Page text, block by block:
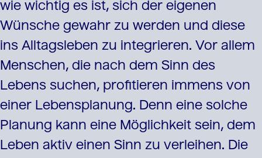
wie wichtig es ist, sich der eigenen
Wünsche gewahr zu werden und diese
ins Alltagsleben zu integrieren. Vor allem
Menschen, die nach dem Sinn des
Lebens suchen, profitieren immens von
einer Lebensplanung. Denn eine solche
Planung kann eine Möglichkeit sein, dem
Leben aktiv einen Sinn zu verleihen. Die